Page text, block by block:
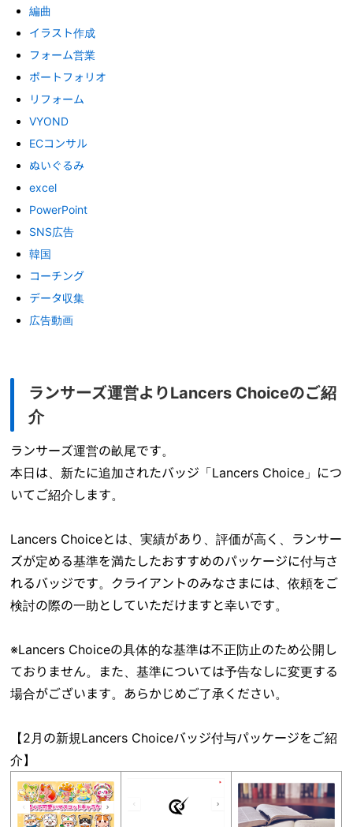
編曲
イラスト作成
フォーム営業
ポートフォリオ
リフォーム
VYOND
ECコンサル
ぬいぐるみ
excel
PowerPoint
SNS広告
韓国
コーチング
データ収集
広告動画
ランサーズ運営よりLancers Choiceのご紹
介
ランサーズ運営の畝尾です。
本日は、新たに追加されたバッジ「Lancers Choice」につ
いてご紹介します。
Lancers Choiceとは、実績があり、評価が高く、ランサー
ズが定める基準を満たしたおすすめのパッケージに付与さ
れるバッジです。クライアントのみなさまには、依頼をご
検討の際の一助としていただけますと幸いです。
※Lancers Choiceの具体的な基準は不正防止のため公開し
ておりません。また、基準については予告なしに変更する
場合がございます。あらかじめご了承ください。
【2月の新規Lancers Choiceバッジ付与パッケージをご紹
介】